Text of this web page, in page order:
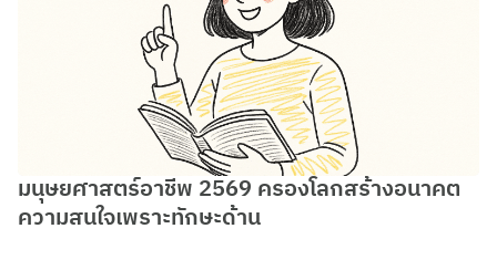
มนุษยศาสตร์อาชีพ 2569 ครองโลกสร้างอนาคต
ความสนใจเพราะทักษะด้าน